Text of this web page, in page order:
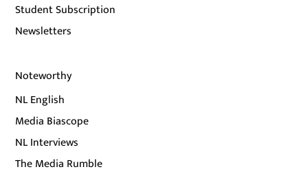
Student Subscription
Newsletters
Noteworthy
NL English
Media Biascope
NL Interviews
The Media Rumble